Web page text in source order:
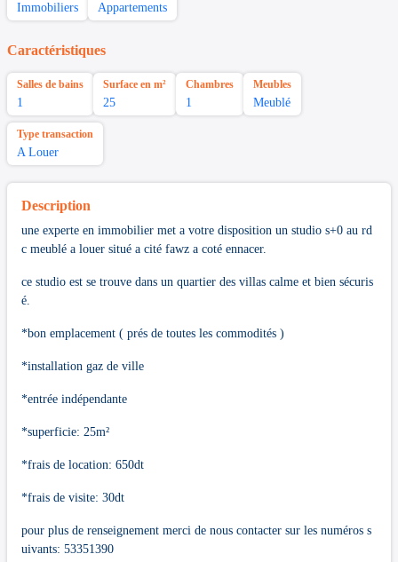
Immobiliers Appartements
Caractéristiques
Salles de bains
1
Surface en m²
25
Chambres
1
Meubles
Meublé
Type transaction
A Louer
Description
une experte en immobilier met a votre disposition un studio s+0 au rd
c meublé a louer situé a cité fawz a coté ennacer.
ce studio est se trouve dans un quartier des villas calme et bien sécuris
é.
*bon emplacement ( prés de toutes les commodités )
*installation gaz de ville
*entrée indépendante
*superficie: 25m²
*frais de location: 650dt
*frais de visite: 30dt
pour plus de renseignement merci de nous contacter sur les numéros s
uivants: 53351390